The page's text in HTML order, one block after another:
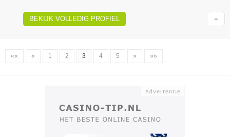
BEKIJK VOLLEDIG PROFIEL
«« « 1 2 3 4 5 » »»